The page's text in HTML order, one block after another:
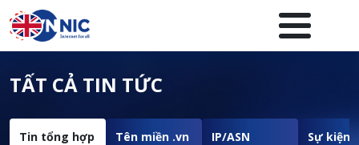
Nhảy đến nội dung
Menuheader của website
TẤT CẢ TIN TỨC
Tin tổng hợp Tên miền .vn IP/ASN Sự kiện